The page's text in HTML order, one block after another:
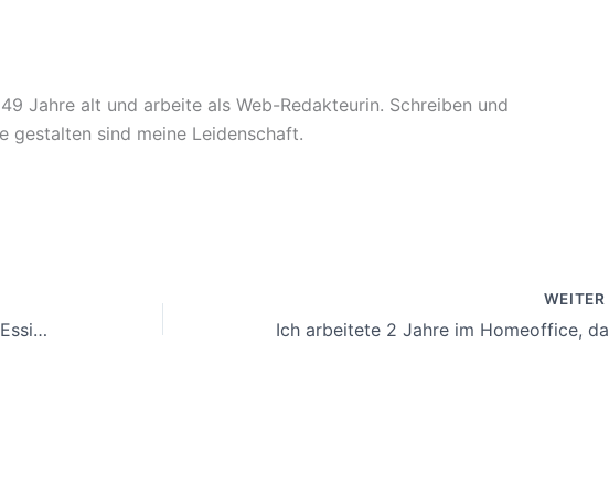
Jahre alt und arbeite als Web-Redakteurin. Schreiben und
gestalten sind meine Leidenschaft.
Ich fragte italienische Nonnas nach Essig und Zucker in Tomatensauce, ihre Antwort schockierte mich
WEITER